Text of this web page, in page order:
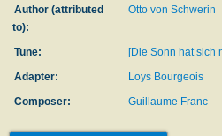
Author (attributed
to):
Otto von Schwerin
Tune:
[Die Sonn hat sich
Adapter:
Loys Bourgeois
Composer:
Guillaume Franc